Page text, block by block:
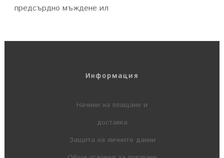
предсърдно мъждене ил
Информация
Начини на плащане и
доставка
Защита на личните данни